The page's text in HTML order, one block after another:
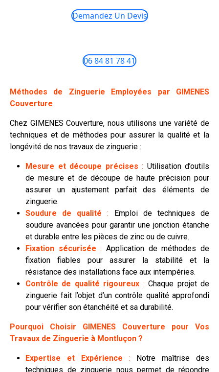
06 84 81 78 41
Demandez Un Devis
Méthodes de Zinguerie Employées par GIMENES
Couverture
Chez GIMENES Couverture, nous utilisons une variété de
techniques et de méthodes pour assurer la qualité et la
longévité de nos travaux de zinguerie :
Mesure et découpe précises : Utilisation d’outils
de mesure et de découpe de haute précision pour
assurer un ajustement parfait des éléments de
zinguerie.
Soudure de qualité : Emploi de techniques de
soudure avancées pour garantir une jonction étanche
et durable entre les pièces de zinc ou de cuivre.
Fixation sécurisée : Application de méthodes de
fixation fiables pour assurer la stabilité et la
résistance des installations face aux intempéries.
Contrôle de qualité rigoureux : Chaque projet de
zinguerie fait l’objet d’un contrôle qualité approfondi
pour vérifier son étanchéité et sa durabilité.
Pourquoi Choisir GIMENES Couverture pour Vos
Travaux de Zinguerie à Montluçon ?
Expertise et Expérience : Notre maîtrise des
techniques de zinguerie nous permet de répondre